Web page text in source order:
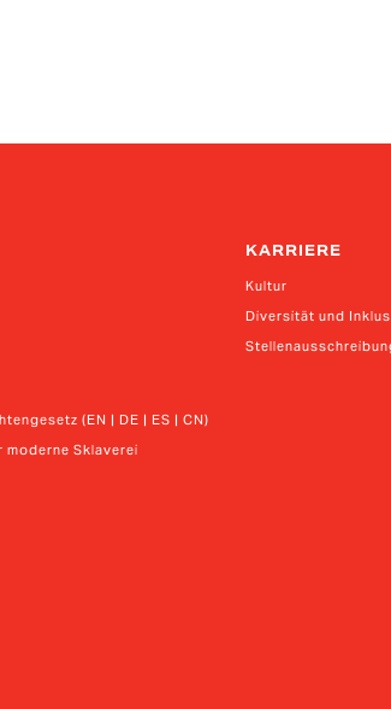
(EN | DE | ES | CN)
moderne Sklaverei
KARRIERE
Kultur
Diversität und